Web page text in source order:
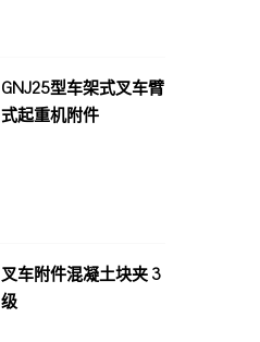
GNJ25型车架式叉车臂
式起重机附件
叉车附件混凝土块夹 3
级